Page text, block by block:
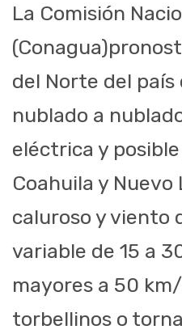
La Comisión
(Conagua)
del Norte del país
nublado a
eléctrica y
Coahuila y
caluroso y viento
variable de 15 a
mayores a 50
torbellinos o